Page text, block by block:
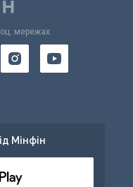
мережах:
Мінфін